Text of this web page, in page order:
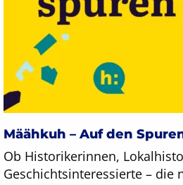
Määhkuh – Auf den
Ob Historikerinnen,
Geschichtsinteressierte – die